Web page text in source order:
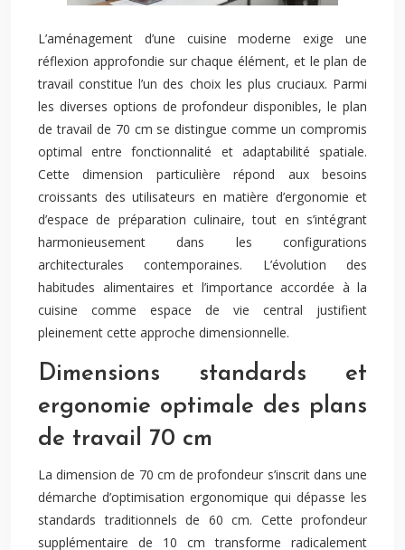
L’aménagement d’une cuisine moderne exige une
réflexion approfondie sur chaque élément, et le plan de
travail constitue l’un des choix les plus cruciaux. Parmi
les diverses options de profondeur disponibles, le plan
de travail de 70 cm se distingue comme un compromis
optimal entre fonctionnalité et adaptabilité spatiale.
Cette dimension particulière répond aux besoins
croissants des utilisateurs en matière d’ergonomie et
d’espace de préparation culinaire, tout en s’intégrant
harmonieusement dans les configurations
architecturales contemporaines. L’évolution des
habitudes alimentaires et l’importance accordée à la
cuisine comme espace de vie central justifient
pleinement cette approche dimensionnelle.
Dimensions standards et
ergonomie optimale des plans
de travail 70 cm
La dimension de 70 cm de profondeur s’inscrit dans une
démarche d’optimisation ergonomique qui dépasse les
standards traditionnels de 60 cm. Cette profondeur
supplémentaire de 10 cm transforme radicalement